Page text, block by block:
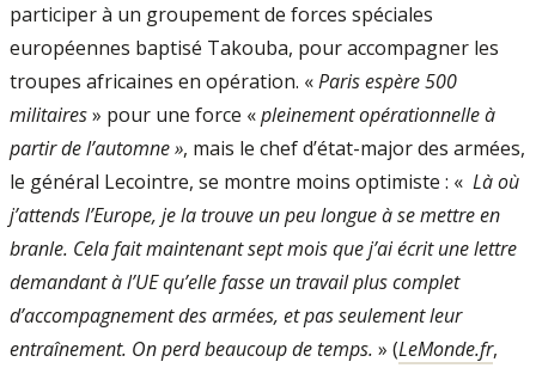
participer à un groupement de forces spéciales
européennes baptisé Takouba, pour accompagner les
troupes africaines en opération. «Paris espère 500
militaires» pour une force «pleinement opérationnelle à
partir de l’automne », mais le chef d’état-major des armées,
le général Lecointre, se montre moins optimiste : « Là où
j’attends l’Europe, je la trouve un peu longue à se mettre en
branle. Cela fait maintenant sept mois que j’ai écrit une lettre
demandant à l’UE qu’elle fasse un travail plus complet
d’accompagnement des armées, et pas seulement leur
entraînement. On perd beaucoup de temps. » (LeMonde.fr,